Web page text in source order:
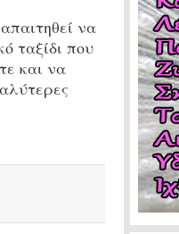
να
ταξίδι που
και να